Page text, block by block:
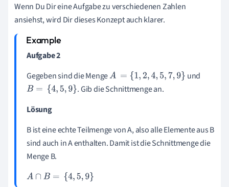
Wenn Du Dir eine Aufgabe zu verschiedenen Zahlen
ansiehst, wird Dir dieses Konzept auch klarer.
Aufgabe2
Gegeben sind die MengeA= {1, 2,4,5,7,9}
und
B= {4, 5,9}
. Gib die Schnittmenge an.
Lösung
B ist eine echte Teilmenge von A, also alle Elemente aus B
sind auch in A enthalten. Damit ist die Schnittmenge die
Menge B.
A∩ B={4 5,9 }